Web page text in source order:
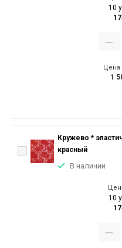
10
Цена
1
Кружево *
красный
В наличии
10